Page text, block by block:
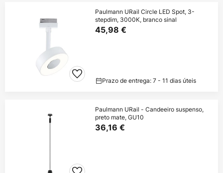
Paulmann URail Circle LED Spot, 3-
stepdim, 3000K, branco sinal
45,98 €
Prazo de entrega: 7 - 11 dias úteis
Paulmann URail - Candeeiro suspenso,
preto mate, GU10
36,16 €